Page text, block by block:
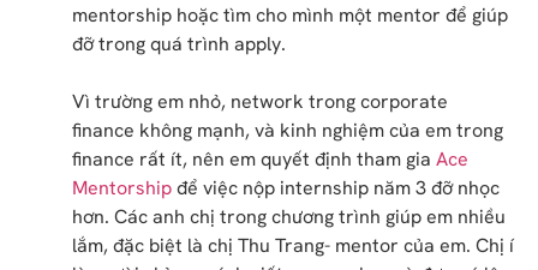
mentorship hoặc tìm cho mình một mentor để giúp
đỡ trong quá trình apply.
Vì trường em nhỏ, network trong corporate
finance không mạnh, và kinh nghiệm của em trong
finance rất ít, nên em quyết định tham gia Ace
Mentorshipđể việc nộp internship năm 3 đỡ nhọc
hơn. Các anh chị trong chương trình giúp em nhiều
lắm, đặc biệt là chị Thu Trang- mentor của em. Chị í